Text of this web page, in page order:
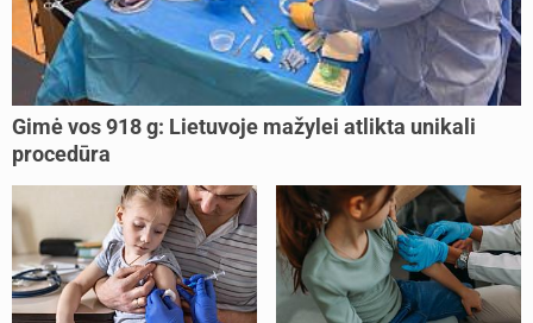
Gimė vos 918 g: Lietuvoje mažylei atlikta unikali
procedūra